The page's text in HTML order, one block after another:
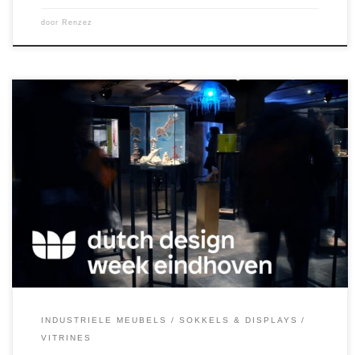
door Renzez
Op de welbekende en drukbezochte Dutch Design Week in
Eindhoven presenteert Studio Daarheen haar prachtige
BioArt in Renzez vitrines!
INDUSTRIELE MEUBELS
SOKKELS & DISPLAYS
VITRINES